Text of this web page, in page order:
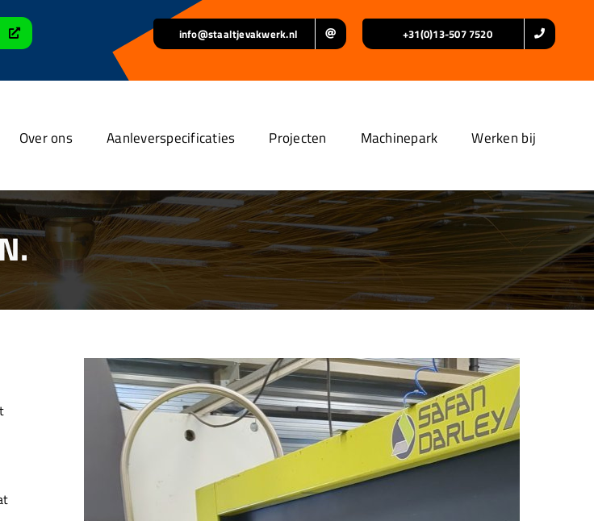
info@staaltjevakwerk.nl +31(0)13-507 7520
Over ons Aanleverspecificaties Projecten Machinepark Werken bij